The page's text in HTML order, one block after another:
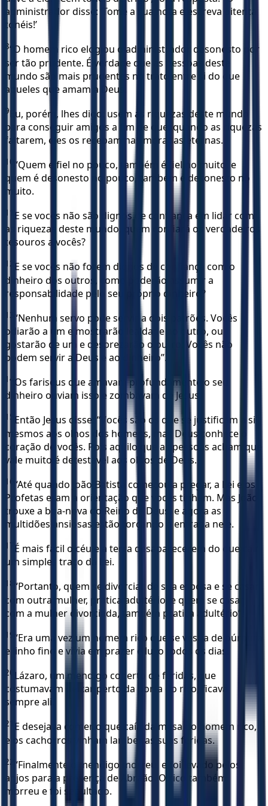
administrador disse: ‘Tome a sua nota e escreva oitenta
tonéis!’
8“O homem rico elogiou o administrador desonesto por
ser tão prudente. É verdade que as pessoas deste
mundo são mais prudentes no trato entre si do que
aqueles que amam a Deus.
9
Eu, porém, lhes digo: usem as riquezas deste mundo
para conseguir amigos a fim de que, quando as riquezas
faltarem, eles os recebam nas moradas eternas.
10 “Quem é fiel no pouco, também é fiel no muito, e
quem é desonesto no pouco, também é desonesto no
muito.
11
E se vocês não são dignos de confiança em lidar com
as riquezas deste mundo, quem confiará os verdadeiros
tesouros a vocês?
12 E se vocês não forem dignos de confiança com o
dinheiro dos outros, como poderão assumir a
responsabilidade pelo seu próprio dinheiro?
13 “Nenhum servo pode servir a dois patrões. Vocês
odiarão a um e mostrarão lealdade ao outro, ou
gostarão de um e desprezarão o outro. Vocês não
podem servir a Deus e ao dinheiro”.
14 Os fariseus que amavam profundamente o seu
dinheiro ouviam isso e zombavam de Jesus.
15 Então Jesus disse: “Vocês são os que se justificam a si
mesmos aos olhos dos homens, mas Deus conhece o
coração de vocês. Pois aquilo que as pessoas acham que
vale muito é detestável aos olhos de Deus.
16 “Até quando João Batista começou a pregar, a Lei e os
Profetas eram a orientação que vocês tinham. Mas João
trouxe a boa-nova do Reino de Deus, e agora as
multidões ansiosas estão forçando a entrada nele.
17 É mais fácil o céu e a terra desaparecerem do que cair
um simples traço da Lei.
18 “Portanto, quem se divorciar de sua esposa e se casar
com outra mulher, pratica adultério; e quem se casar
com a mulher divorciada, também pratica adultério”.
19 “Era uma vez um homem rico que se vestia de púrpura
e linho fino e vivia em prazer e luxo todos os dias.
20 Lázaro, um mendigo coberto de feridas, que
costumavam deixar perto da porta do rico, ficava
sempre ali.
21
E desejava comer o que caía da mesa do homem rico,
e os cachorros vinham lamber as suas feridas.
22 “Finalmente o mendigo morreu, e foi levado pelos
anjos para a presença de Abraão. O rico também
morreu e foi sepultado.